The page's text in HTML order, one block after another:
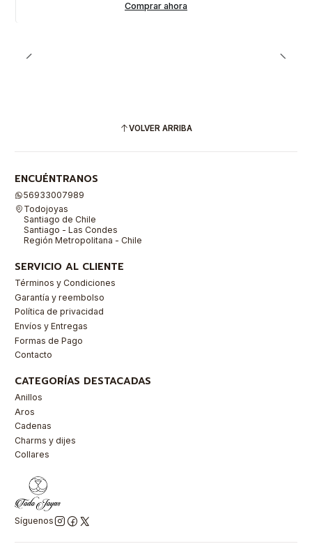
Comprar ahora
VOLVER ARRIBA
ENCUÉNTRANOS
56933007989
Todojoyas
Santiago de Chile
Santiago - Las Condes
Región Metropolitana - Chile
SERVICIO AL CLIENTE
Términos y Condiciones
Garantía y reembolso
Política de privacidad
Envíos y Entregas
Formas de Pago
Contacto
CATEGORÍAS DESTACADAS
Anillos
Aros
Cadenas
Charms y dijes
Collares
Síguenos